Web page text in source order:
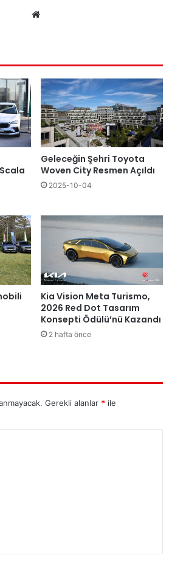
Geleceğin Şehri Toyota
Woven City Resmen Açıldı
2025-10-04
Kia Vision Meta Turismo,
2026 Red Dot Tasarım
Konsepti Ödülü’nü Kazandı
2 hafta önce
Gerekli alanlar * ile